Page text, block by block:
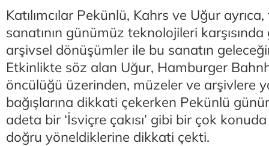
Katılımcılar Pekünlü, Kahrs ve Uğur
sanatının günümüz teknolojileri
arşivsel dönüşümler ile bu sanatın
Etkinlikte söz alan Uğur, Hamburger
öncülüğü üzerinden, müzeler ve arşivlere
bağışlarına dikkati çekerken Pekünlü
adeta bir ‘İsviçre çakısı’ gibi bir çok
doğru yöneldiklerine dikkati çekti.